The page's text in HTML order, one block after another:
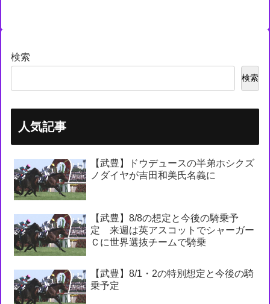
検索
検索
人気記事
【武豊】ドウデュースの半弟ホシクズ
ノダイヤが吉田和美氏名義に
【武豊】8/8の想定と今後の騎乗予
定 来週は英アスコットでシャーガー
Ｃに世界選抜チームで騎乗
【武豊】8/1・2の特別想定と今後の騎
乗予定